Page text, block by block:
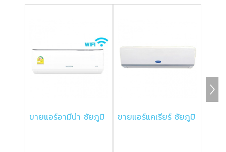
ขายแอร์อามีน่า ชัยภูมิ ขายแอร์แคเรียร์ ชัยภูมิ